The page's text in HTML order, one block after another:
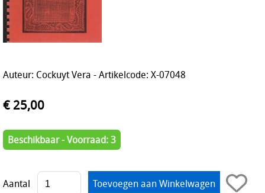
Auteur: Cockuyt Vera - Artikelcode: X-07048
€ 25,00
Beschikbaar - Voorraad: 3
Aantal